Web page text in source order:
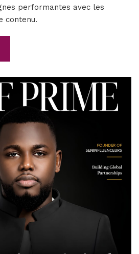
performantes avec les
contenu.